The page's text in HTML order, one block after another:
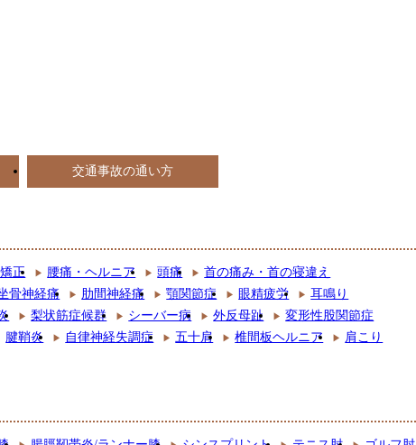
交通事故の通い方
正 腰痛・ヘルニア 頭痛
首の痛み・首の寝違え
骨神経痛 肋間神経痛 顎関節症 眼精疲労
耳鳴り
梨状筋症候群 シーバー病 外反母趾
変形性股関節症
腱鞘炎 自律神経失調症 五十肩 椎間板ヘルニア
肩こり